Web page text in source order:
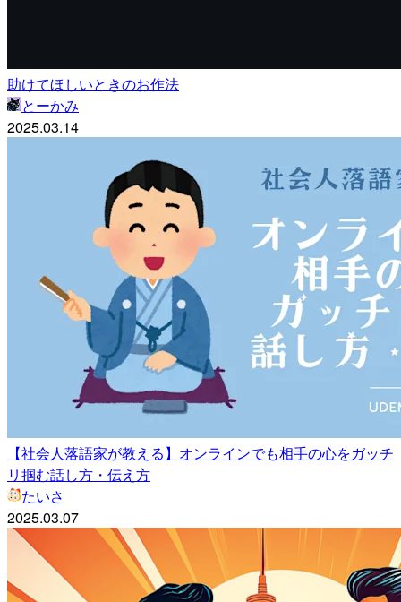
助けてほしいときのお作法
とーかみ
2025.03.14
【社会人落語家が教える】オンラインでも相手の心をガッチ
リ掴む話し方・伝え方
たいさ
2025.03.07